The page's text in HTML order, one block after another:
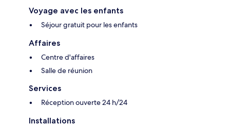
Voyage avec les enfants
Séjour gratuit pour les enfants
Affaires
Centre d'affaires
Salle de réunion
Services
Réception ouverte 24 h/24
Installations